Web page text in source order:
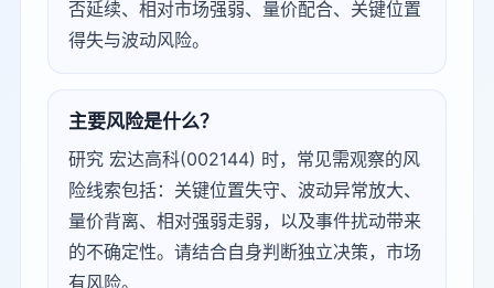
否延续、相对市场强弱、量价配合、关键位置
得失与波动风险。
主要风险是什么？
研究 宏达高科(002144) 时，常见需观察的风
险线索包括：关键位置失守、波动异常放大、
量价背离、相对强弱走弱，以及事件扰动带来
的不确定性。请结合自身判断独立决策，市场
有风险。